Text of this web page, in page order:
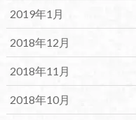
2019年1月
2018年12月
2018年11月
2018年10月